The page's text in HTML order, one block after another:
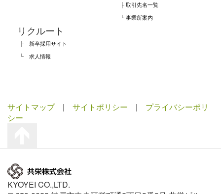
├取引先名一覧
└事業所案内
リクルート
├ 新卒採用サイト
└ 求人情報
サイトマップ| サイトポリシー | プライバシーポリ
シー
KYOYEI CO.,LTD.